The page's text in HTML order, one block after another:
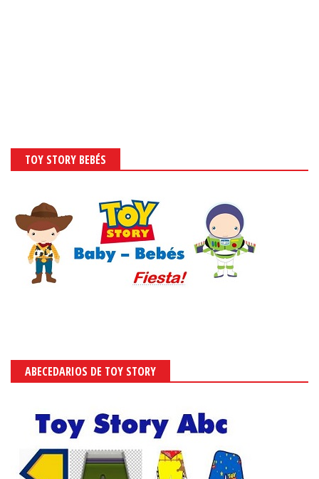
TOY STORY BEBÉS
ABECEDARIOS DE TOY STORY